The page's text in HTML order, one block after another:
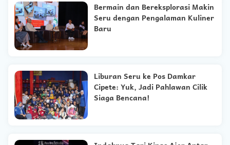
Bermain dan Bereksplorasi Makin
Seru dengan Pengalaman Kuliner
Baru
Liburan Seru ke Pos Damkar
Cipete: Yuk, Jadi Pahlawan Cilik
Siaga Bencana!